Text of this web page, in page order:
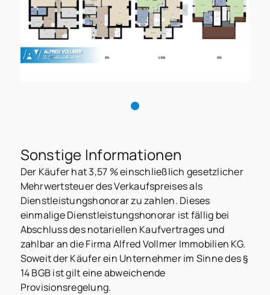
Sonstige Informationen
Der Käufer hat 3,57 % einschließlich gesetzlicher
Mehrwertsteuer des Verkaufspreises als
Dienstleistungshonorar zu zahlen. Dieses
einmalige Dienstleistungshonorar ist fällig bei
Abschluss des notariellen Kaufvertrages und
zahlbar an die Firma Alfred Vollmer Immobilien KG.
Soweit der Käufer ein Unternehmer im Sinne des §
14 BGB ist gilt eine abweichende
Provisionsregelung.